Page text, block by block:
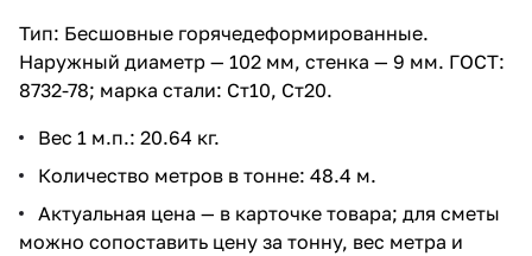
Тип: Бесшовные горячедеформированные.
Наружный диаметр — 102 мм, стенка — 9 мм. ГОСТ:
8732-78; марка стали: Ст10, Ст20.
Вес 1 м.п.: 20.64 кг.
Количество метров в тонне: 48.4 м.
Актуальная цена — в карточке товара; для сметы
можно сопоставить цену за тонну, вес метра и